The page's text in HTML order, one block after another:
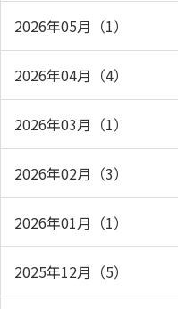
2026年05月（1）
2026年04月（4）
2026年03月（1）
2026年02月（3）
2026年01月（1）
2025年12月（5）